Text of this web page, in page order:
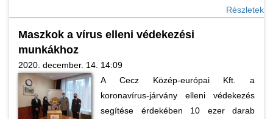
Részletek
Maszkok a vírus elleni védekezési
munkákhoz
2020. december. 14. 14:09
A Cecz Közép-európai Kft. a
koronavírus-járvány elleni védekezés
segítése érdekében 10 ezer darab